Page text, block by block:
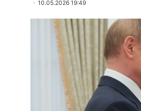
10.05.2026 19:49